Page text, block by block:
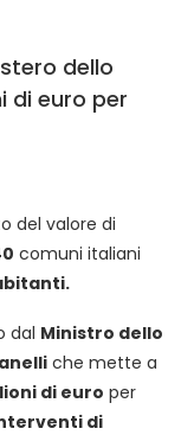
dello
di euro per
del valore di
comuni italiani
dal Ministro dello
che mette a
di euro per
di